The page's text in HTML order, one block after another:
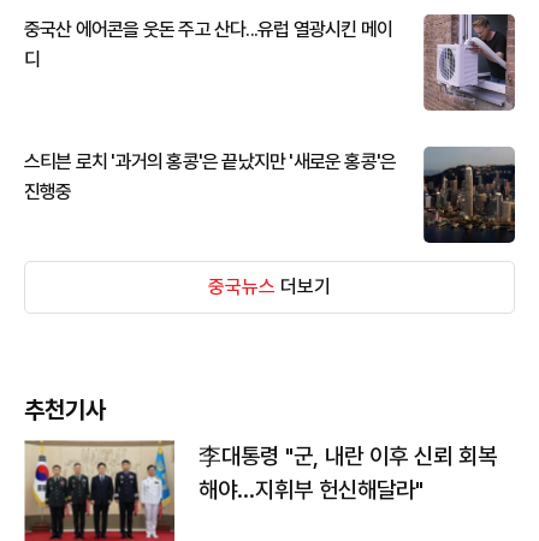
중국산 에어콘을 웃돈 주고 산다...유럽 열광시킨 메이
디
스티븐 로치 '과거의 홍콩'은 끝났지만 '새로운 홍콩'은
진행중
중국뉴스 더보기
추천기사
李대통령 "군, 내란 이후 신뢰 회복
해야…지휘부 헌신해달라"